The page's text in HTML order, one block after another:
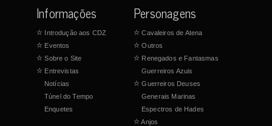
Informações
☆ Introdução aos CDZ
☆ Eventos
☆ Sobre o Site
☆ Entrevistas
Notícias
Túnel do Tempo
Enquetes
Personagens
☆ Cavaleiros de Atena
☆ Outros
☆ Renegados e Fantasmas
Guerreiros Azuis
☆ Guerreiros Deuses
Generais Marinas
Espectros de Hades
☆Anjos